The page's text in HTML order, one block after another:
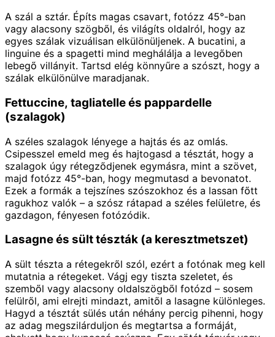
A szál a sztár. Építs magas csavart, fotózz 45°-ban
vagy alacsony szögből, és világíts oldalról, hogy az
egyes szálak vizuálisan elkülönüljenek. A bucatini, a
linguine és a spagetti mind meghálálja a levegőben
lebegő villányit. Tartsd elég könnyűre a szószt, hogy a
szálak elkülönülve maradjanak.
Fettuccine, tagliatelle és pappardelle
(szalagok)
A széles szalagok lényege a hajtás és az omlás.
Csipesszel emeld meg és hajtogasd a tésztát, hogy a
szalagok úgy rétegződjenek egymásra, mint a szövet,
majd fotózz 45°-ban, hogy megmutasd a bevonatot.
Ezek a formák a tejszínes szószokhoz és a lassan főtt
ragukhoz valók – a szósz rátapad a széles felületre, és
gazdagon, fényesen fotózódik.
Lasagne és sült tészták (a keresztmetszet)
A sült tészta a rétegekről szól, ezért a fotónak meg kell
mutatnia a rétegeket. Vágj egy tiszta szeletet, és
szemből vagy alacsony oldalszögből fotózd – sosem
felülről, ami elrejti mindazt, amitől a lasagne különleges.
Hagyd a tésztát sülés után néhány percig pihenni, hogy
az adag megszilárduljon és megtartsa a formáját,